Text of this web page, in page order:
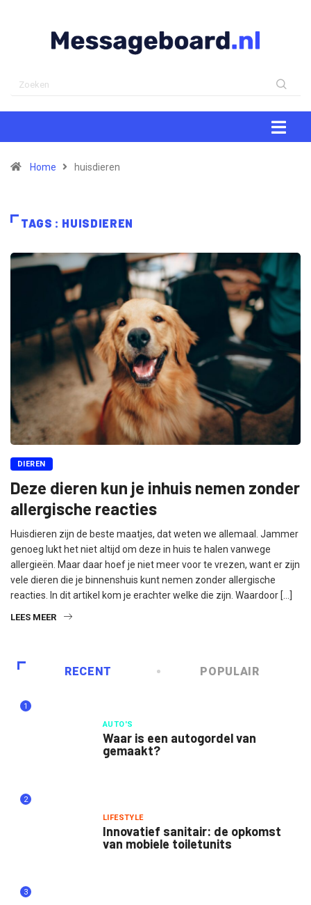
Home huisdieren
TAGS : HUISDIEREN
DIEREN
Deze dieren kun je inhuis nemen zonder
allergische reacties
Huisdieren zijn de beste maatjes, dat weten we allemaal. Jammer
genoeg lukt het niet altijd om deze in huis te halen vanwege
allergieën. Maar daar hoef je niet meer voor te vrezen, want er zijn
vele dieren die je binnenshuis kunt nemen zonder allergische
reacties. In dit artikel kom je erachter welke die zijn. Waardoor […]
LEES MEER
RECENT POPULAIR
1
AUTO'S
Waar is een autogordel van
gemaakt?
2
LIFESTYLE
Innovatief sanitair: de opkomst
van mobiele toiletunits
3